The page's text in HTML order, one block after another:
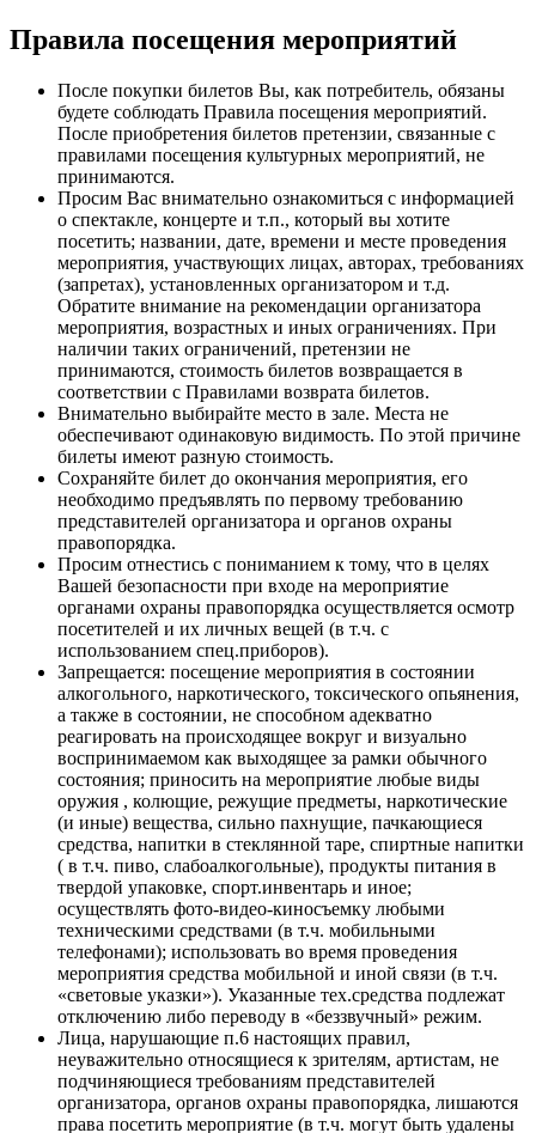
Правила посещения мероприятий
После покупки билетов Вы, как потребитель, обязаны
будете соблюдать Правила посещения мероприятий.
После приобретения билетов претензии, связанные с
правилами посещения культурных мероприятий, не
принимаются.
Просим Вас внимательно ознакомиться с информацией
о спектакле, концерте и т.п., который вы хотите
посетить; названии, дате, времени и месте проведения
мероприятия, участвующих лицах, авторах, требованиях
(запретах), установленных организатором и т.д.
Обратите внимание на рекомендации организатора
мероприятия, возрастных и иных ограничениях. При
наличии таких ограничений, претензии не
принимаются, стоимость билетов возвращается в
соответствии с Правилами возврата билетов.
Внимательно выбирайте место в зале. Места не
обеспечивают одинаковую видимость. По этой причине
билеты имеют разную стоимость.
Сохраняйте билет до окончания мероприятия, его
необходимо предъявлять по первому требованию
представителей организатора и органов охраны
правопорядка.
Просим отнестись с пониманием к тому, что в целях
Вашей безопасности при входе на мероприятие
органами охраны правопорядка осуществляется осмотр
посетителей и их личных вещей (в т.ч. с
использованием спец.приборов).
Запрещается: посещение мероприятия в состоянии
алкогольного, наркотического, токсического опьянения,
а также в состоянии, не способном адекватно
реагировать на происходящее вокруг и визуально
воспринимаемом как выходящее за рамки обычного
состояния; приносить на мероприятие любые виды
оружия , колющие, режущие предметы, наркотические
(и иные) вещества, сильно пахнущие, пачкающиеся
средства, напитки в стеклянной таре, спиртные напитки
( в т.ч. пиво, слабоалкогольные), продукты питания в
твердой упаковке, спорт.инвентарь и иное;
осуществлять фото-видео-киносъемку любыми
техническими средствами (в т.ч. мобильными
телефонами); использовать во время проведения
мероприятия средства мобильной и иной связи (в т.ч.
«световые указки»). Указанные тех.средства подлежат
отключению либо переводу в «беззвучный» режим.
Лица, нарушающие п.6 настоящих правил,
неуважительно относящиеся к зрителям, артистам, не
подчиняющиеся требованиям представителей
организатора, органов охраны правопорядка, лишаются
права посетить мероприятие (в т.ч. могут быть удалены